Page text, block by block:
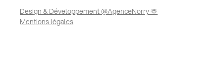
Design & Développement @AgenceNorry 🫶
Mentions légales